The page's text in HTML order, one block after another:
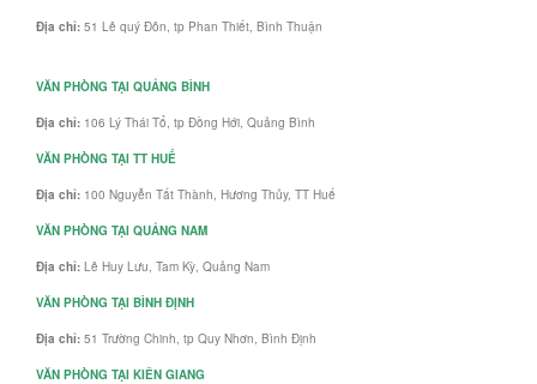
Địa chỉ: 51 Lê quý Đôn, tp Phan Thiết, Bình Thuận
VĂN PHÒNG TẠI QUẢNG BÌNH
Địa chỉ: 106 Lý Thái Tổ, tp Đồng Hới, Quảng Bình
VĂN PHÒNG TẠI TT HUẾ
Địa chỉ: 100 Nguyễn Tất Thành, Hương Thủy, TT Huế
VĂN PHÒNG TẠI QUẢNG NAM
Địa chỉ: Lê Huy Lưu, Tam Kỳ, Quảng Nam
VĂN PHÒNG TẠI BÌNH ĐỊNH
Địa chỉ: 51 Trường Chinh, tp Quy Nhơn, Bình Định
VĂN PHÒNG TẠI KIÊN GIANG